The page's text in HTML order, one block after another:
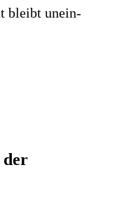
bleibt unein­
der